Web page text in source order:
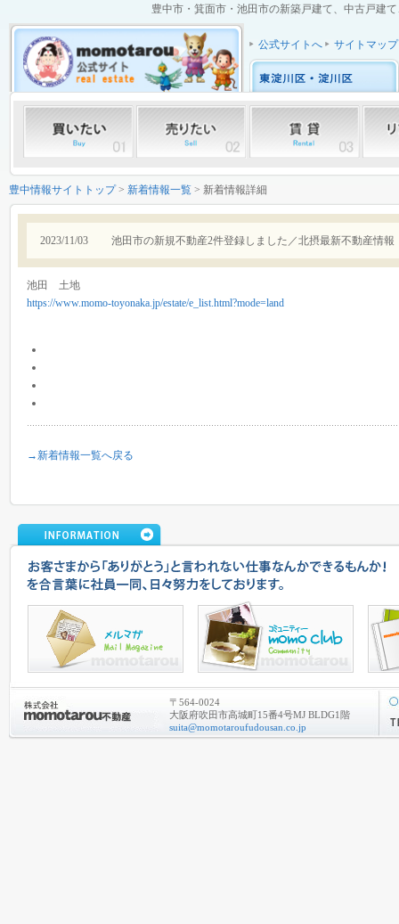
豊中市・箕面市・池田市の新築戸建て、中古戸建
公式サイトへ サイトマップ
豊中情報サイトトップ> 新着情報一覧 > 新着情報詳細
2023/11/03 池田市の新規不動産2件登録しました／北摂最新不動産情報
池田 土地
https://www.momo-toyonaka.jp/estate/e_list.html?mode=land
→新着情報一覧へ戻る
〒564-0024
大阪府吹田市高城町15番4号MJ BLDG1階
suita@momotaroufudousan.co.jp